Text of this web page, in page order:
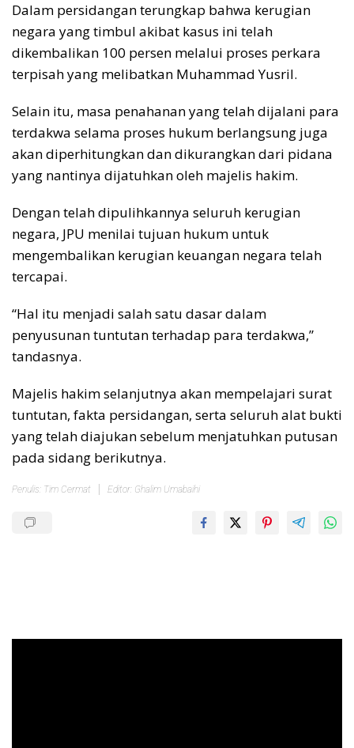
Dalam persidangan terungkap bahwa kerugian
negara yang timbul akibat kasus ini telah
dikembalikan 100 persen melalui proses perkara
terpisah yang melibatkan Muhammad Yusril.
Selain itu, masa penahanan yang telah dijalani para
terdakwa selama proses hukum berlangsung juga
akan diperhitungkan dan dikurangkan dari pidana
yang nantinya dijatuhkan oleh majelis hakim.
Dengan telah dipulihkannya seluruh kerugian
negara, JPU menilai tujuan hukum untuk
mengembalikan kerugian keuangan negara telah
tercapai.
“Hal itu menjadi salah satu dasar dalam
penyusunan tuntutan terhadap para terdakwa,”
tandasnya.
Majelis hakim selanjutnya akan mempelajari surat
tuntutan, fakta persidangan, serta seluruh alat bukti
yang telah diajukan sebelum menjatuhkan putusan
pada sidang berikutnya.
Penulis: Tim Cermat Editor: Ghalim Umabaihi